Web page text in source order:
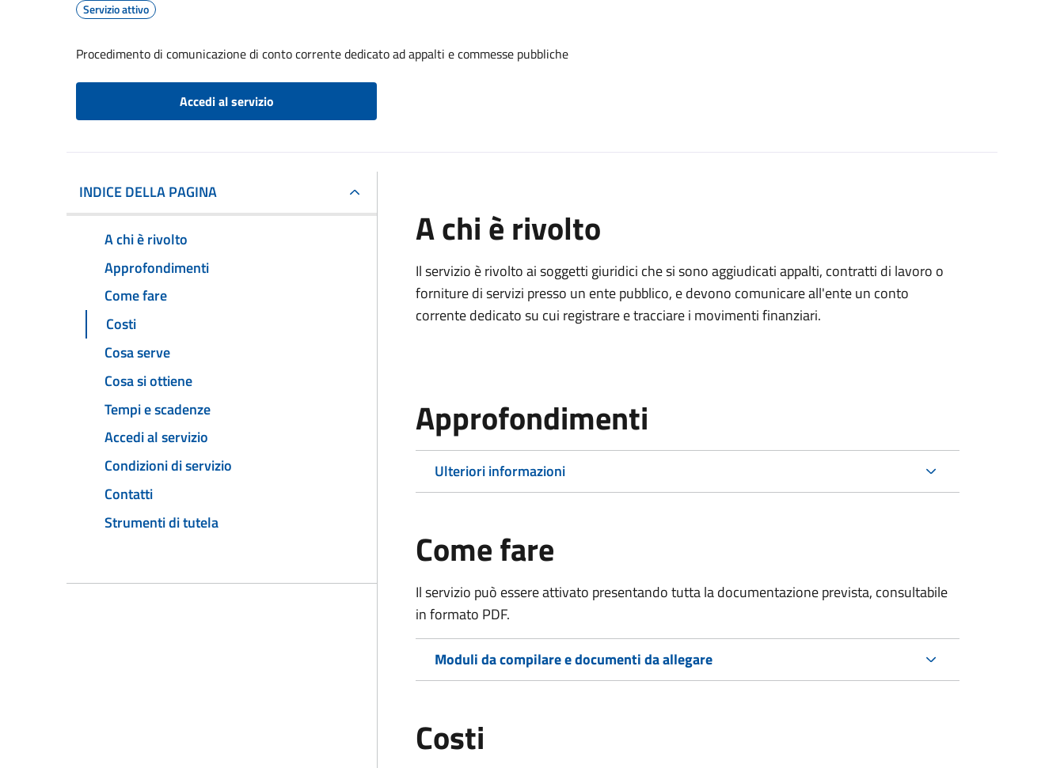
Servizio attivo
Procedimento di comunicazione di conto corrente dedicato ad appalti e commesse pubbliche
Accedi al servizio
INDICE DELLA PAGINA
A chi è rivolto
Approfondimenti
Come fare
Costi
Cosa serve
Cosa si ottiene
Tempi e scadenze
Accedi al servizio
Condizioni di servizio
Contatti
Strumenti di tutela
A chi è rivolto
Il servizio è rivolto aisoggetti giuridici che si sono aggiudicati appalti, contratti di lavoro o
forniture di servizi presso un ente pubblico, e devono comunicare all'ente un conto
corrente dedicato su cui registrare e tracciare i movimenti finanziari.
Approfondimenti
Ulteriori informazioni
Come fare
Il servizio può essere attivato presentando tutta la documentazione prevista, consultabile
in formato PDF.
Moduli da compilare e documenti da allegare
Costi